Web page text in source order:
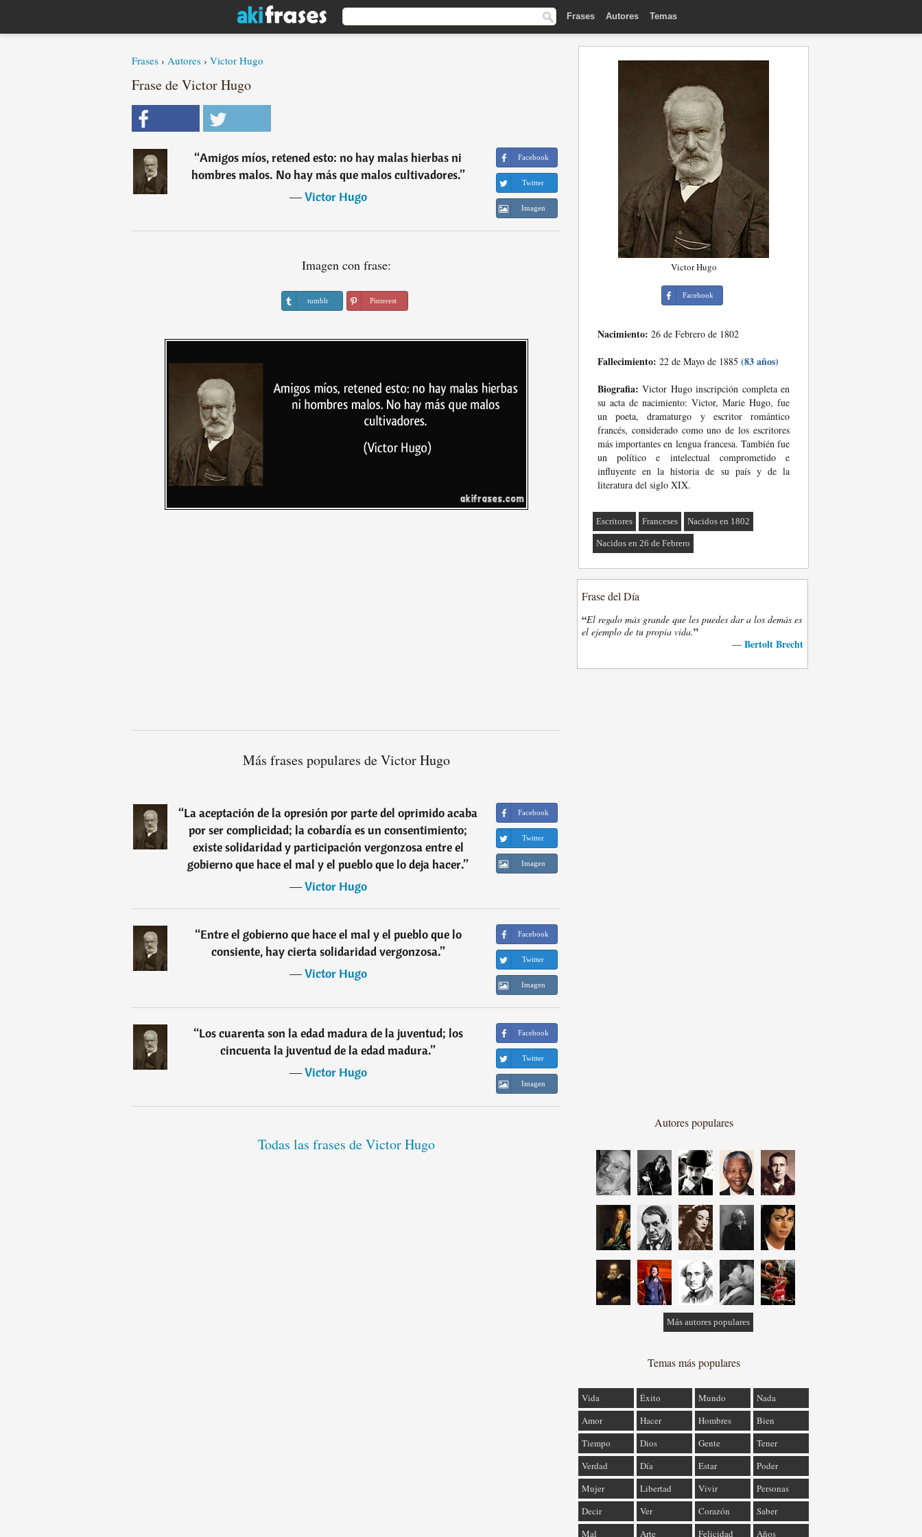
Frases Autores Temas
Frases › Autores › Victor Hugo
Frase de Victor Hugo
“Amigos míos, retened esto: no hay malas hierbas ni
hombres malos. No hay más que malos cultivadores.”
―Victor Hugo
Facebook
Twitter
Imagen
Imagen con frase:
tumblr Pinterest
Más frases populares de Victor Hugo
“La aceptación de la opresión por parte del oprimido acaba
por ser complicidad; la cobardía es un consentimiento;
existe solidaridad y participación vergonzosa entre el
gobierno que hace el mal y el pueblo que lo deja hacer.”
―Victor Hugo
Facebook
Twitter
Imagen
“Entre el gobierno que hace el mal y el pueblo que lo
consiente, hay cierta solidaridad vergonzosa.”
―Victor Hugo
Facebook
Twitter
Imagen
“Los cuarenta son la edad madura de la juventud; los
cincuenta la juventud de la edad madura.”
―Victor Hugo
Facebook
Twitter
Imagen
Todas las frases de Victor Hugo
Victor Hugo
Facebook
Nacimiento: 26 de Febrero de 1802
Fallecimiento: 22 de Mayo de 1885 (83 años)
Biografia: Victor Hugo inscripción completa en
su acta de nacimiento: Victor, Marie Hugo, fue
un poeta, dramaturgo y escritor romántico
francés, considerado como uno de los escritores
más importantes en lengua francesa. También fue
un político e intelectual comprometido e
influyente en la historia de su país y de la
literatura del siglo XIX.
Escritores Franceses Nacidos en 1802
Nacidos en 26 de Febrero
Frase del Día
“El regalo más grande que les puedes dar a los demás es
el ejemplo de tu propia vida.”
— Bertolt Brecht
Autores populares
Más autores populares
Temas más populares
Vida Éxito Mundo
Nada
Amor
Hacer Hombres
Bien
Tiempo
Dios Gente
Tener
Verdad
Día Estar
Poder
Mujer
Libertad Vivir
Personas
Decir
Ver Corazón
Saber
Mal
Arte Felicidad Años